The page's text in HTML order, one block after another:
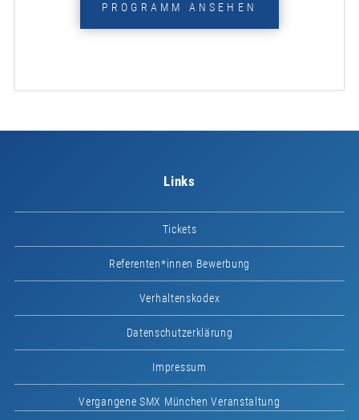
PROGRAMM ANSEHEN
Links
Tickets
Referenten*innen Bewerbung
Verhaltenskodex
Datenschutzerklärung
Impressum
Vergangene SMX München Veranstaltung